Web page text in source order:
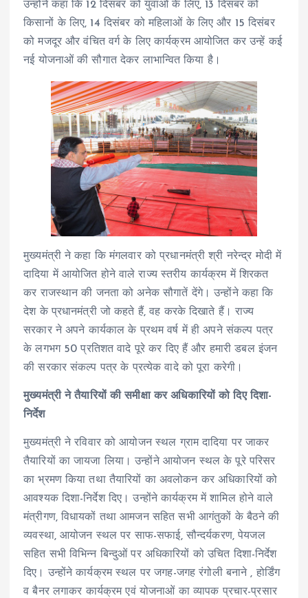
उन्होंने कहा कि 12 दिसंबर को युवाओं के लिए, 13 दिसंबर को
किसानों के लिए, 14 दिसंबर को महिलाओं के लिए और 15 दिसंबर
को मजदूर और वंचित वर्ग के लिए कार्यक्रम आयोजित कर उन्हें कई
नई योजनाओं की सौगात देकर लाभान्वित किया है।
मुख्यमंत्री ने कहा कि मंगलवार को प्रधानमंत्री श्री नरेन्द्र मोदी में
दादिया में आयोजित होने वाले राज्य स्तरीय कार्यक्रम में शिरकत
कर राजस्थान की जनता को अनेक सौगातें देंगे। उन्होंने कहा कि
देश के प्रधानमंत्री जो कहते हैं, वह करके दिखाते हैं। राज्य
सरकार ने अपने कार्यकाल के प्रथम वर्ष में ही अपने संकल्प पत्र
के लगभग 50 प्रतिशत वादे पूरे कर दिए हैं और हमारी डबल इंजन
की सरकार संकल्प पत्र के प्रत्येक वादे को पूरा करेगी।
मुख्यमंत्री ने तैयारियों की समीक्षा कर अधिकारियों को दिए दिशा-
निर्देश
मुख्यमंत्री ने रविवार को आयोजन स्थल ग्राम दादिया पर जाकर
तैयारियों का जायजा लिया। उन्होंने आयोजन स्थल के पूरे परिसर
का भ्रमण किया तथा तैयारियों का अवलोकन कर अधिकारियों को
आवश्यक दिशा-निर्देश दिए। उन्होंने कार्यक्रम में शामिल होने वाले
मंत्रीगण, विधायकों तथा आमजन सहित सभी आगंतुकों के बैठने की
व्यवस्था, आयोजन स्थल पर साफ-सफाई, सौन्दर्यकरण, पेयजल
सहित सभी विभिन्न बिन्दुओं पर अधिकारियों को उचित दिशा-निर्देश
दिए। उन्होंने कार्यक्रम स्थल पर जगह-जगह रंगोली बनाने , होर्डिंग
व बैनर लगाकर कार्यक्रम एवं योजनाओं का व्यापक प्रचार-प्रसार